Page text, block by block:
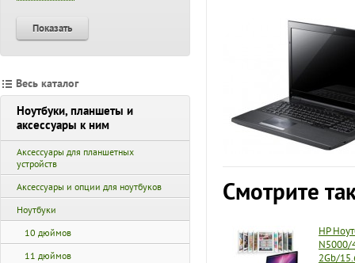
Показать
Весь каталог
Ноутбуки, планшеты и
аксессуары к ним
Аксессуары для планшетных
устройств
Аксессуары и опции для ноутбуков
Ноутбуки
10 дюймов
11 дюймов
Смотрите
HP
N5000/
2Gb/